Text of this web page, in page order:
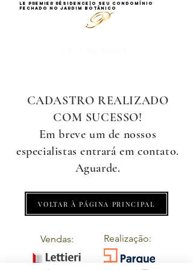
Le premier résidence|o seu condomínio
fechado no Jardim botânico
CADASTRO REALIZADO
COM SUCESSO!
Em breve um de nossos
especialistas entrará em contato.
Aguarde.
VOLTAR À PÁGINA PRINCIPAL
Vendas: Realização: